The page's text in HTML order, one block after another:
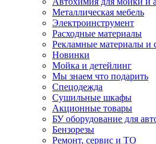
Металлическая мебель
Электроинструмент
Расходные материалы
Рекламные материалы и
Новинки
Мойка и детейлинг
Мы знаем что подарить
Спецодежда
Сушильные шкафы
Акционные товары
БУ оборудование для
Бензорезы
Ремонт, сервис и ТО